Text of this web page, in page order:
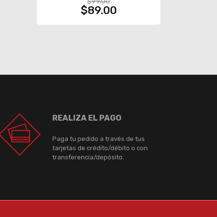
$89.00
REALIZA EL PAGO
Paga tu pedido a través de tus
tarjetas de crédito/débito o con
transferencia/depósito.